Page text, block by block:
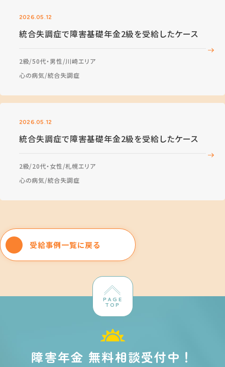
2026.05.12
統合失調症で障害基礎年金2級を受給したケース
2級 50代・男性 川崎エリア
心の病気 統合失調症
2026.05.12
統合失調症で障害基礎年金2級を受給したケース
2級 20代・女性 札幌エリア
心の病気 統合失調症
受給事例一覧に戻る
PAGE
TOP
障害年金 無料相談受付中！